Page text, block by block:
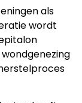
als
wordt